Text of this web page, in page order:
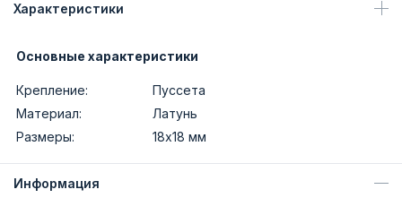
Характеристики
Основные характеристики
Крепление:
Пуссета
Материал:
Латунь
Размеры:
18х18 мм
Информация